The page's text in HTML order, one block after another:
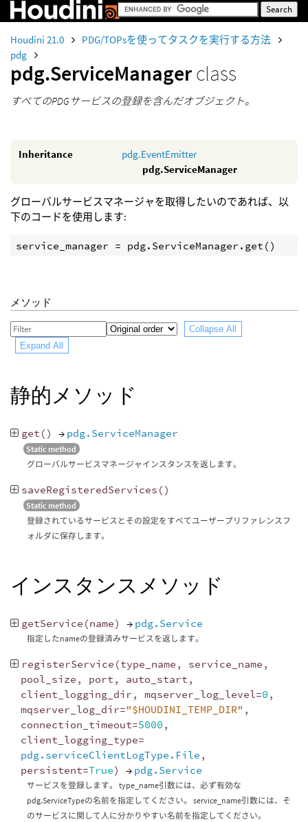
Houdini 21.0
PDG/TOPsを使ってタスクを実行する方法
pdg
pdg.ServiceManagerclass
すべてのPDGサービスの登録を含んだオブジェクト。
Inheritance
pdg.EventEmitter
pdg.ServiceManager
グローバルサービスマネージャを取得したいのであれば、以
下のコードを使用します:
service_manager = pdg. ServiceManager . get ()
メソッド
Collapse All
Expand All
静的メソッド
get () → pdg.ServiceManager
Static method
グローバルサービスマネージャインスタンスを返します。
saveRegisteredServices ()
Static method
登録されているサービスとその設定をすべてユーザープリファレンスフ
ォルダに保存します。
インスタンスメソッド
getService (name) → pdg.Service
指定したnameの登録済みサービスを返します。
registerService (type_name , service_name ,
pool_size , port , auto_start ,
client_logging_dir , mqserver_log_level=0 ,
mqserver_log_dir="$HOUDINI_TEMP_DIR" ,
connection_timeout=5000 ,
client_logging_type=
pdg.serviceClientLogType.File ,
persistent=True) → pdg.Service
サービスを登録します。 type_name引数には、必ず有効な
pdg.ServiceTypeの名前を指定してください。 service_name引数には、そ
のサービスに関して人に分かりやすい名前を指定してください。